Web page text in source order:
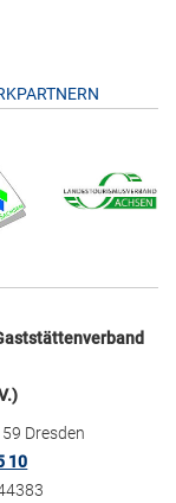
Dresden
10